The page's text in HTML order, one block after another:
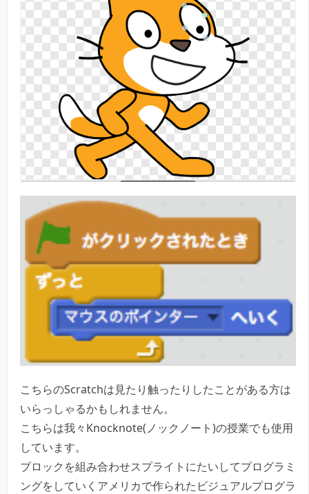
こちらのScratchは見たり触ったりしたことがある方は
いらっしゃるかもしれません。
こちらは我々Knocknote(ノックノート)の授業でも使用
しています。
ブロックを組み合わせスプライトにたいしてプログラミ
ングをしていくアメリカで作られたビジュアルプログラ